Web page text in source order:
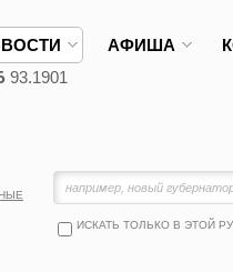
АФИША
93.1901
ИСКАТЬ ТОЛЬКО В ЭТОЙ